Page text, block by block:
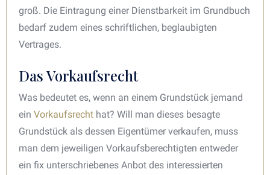
groß. Die Eintragung einer Dienstbarkeit im Grundbuch
bedarf zudem eines schriftlichen, beglaubigten
Vertrages.
Das Vorkaufsrecht
Was bedeutet es, wenn an einem Grundstück jemand
ein Vorkaufsrecht hat? Will man dieses besagte
Grundstück als dessen Eigentümer verkaufen, muss
man dem jeweiligen Vorkaufsberechtigten entweder
ein fix unterschriebenes Anbot des interessierten